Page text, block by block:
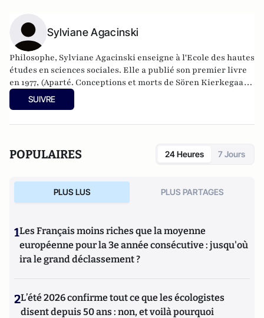
Sylviane Agacinski
Philosophe, Sylviane Agacinski enseigne à l'Ecole des hautes
études en sciences sociales. Elle a publié son premier livre
en 1977, (Aparté. Conceptions et morts de Sören Kierkegaard
) chez Aubier-Montaigne, dans la collection "La philosophie
en effet", dirigée par Jacques Derrida. Après sa Politique des
des sexes (Seuil 2005).
SUIVRE
POPULAIRES 24 Heures 7 Jours
PLUS LUS PLUS PARTAGES
1Les Français moins riches que la moyenne
européenne pour la 3e année consécutive : jusqu'où
ira le grand déclassement ?
2L’été 2026 confirme tout ce que les écologistes
disent depuis 50 ans : non, et voilà pourquoi